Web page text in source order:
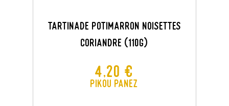
TARTINADE POTIMARRON NOISETTES
CORIANDRE (110G)
Prix
4,20 €
Pikou Panez